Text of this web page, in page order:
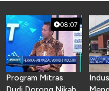
08:07
Program Mitras